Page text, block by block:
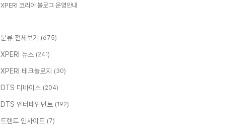
XPERI 코리아 블로그 운영안내
분류 전체보기 (675)
XPERI 뉴스 (241)
XPERI 테크놀로지 (30)
DTS 디바이스 (204)
DTS 엔터테인먼트 (192)
트렌드 인사이트 (7)